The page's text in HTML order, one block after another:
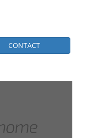
CONTACT